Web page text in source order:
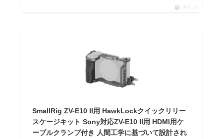
ポチップ
SmallRig ZV-E10 II用 HawkLockクイックリリー
スケージキット Sony対応ZV-E10 II用 HDMI用ケ
ーブルクランプ付き 人間工学に基づいて設計され